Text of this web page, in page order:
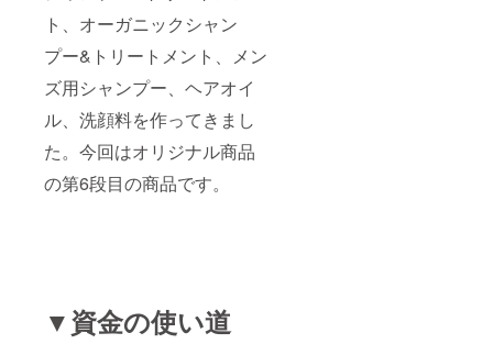
ト、オーガニックシャン
プー&トリートメント、メン
ズ用シャンプー、ヘアオイ
ル、洗顔料を作ってきまし
た。今回はオリジナル商品
の第6段目の商品です。
▼資金の使い道